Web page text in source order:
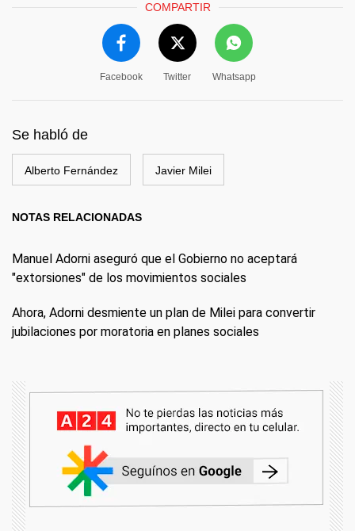
COMPARTIR
Facebook Twitter Whatsapp
Se habló de
Alberto Fernández Javier Milei
NOTAS RELACIONADAS
Manuel Adorni aseguró que el Gobierno no aceptará
"extorsiones" de los movimientos sociales
Ahora, Adorni desmiente un plan de Milei para convertir
jubilaciones por moratoria en planes sociales